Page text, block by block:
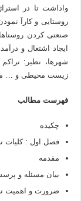
واداشت تا در
روستایی و کارآ
صنعتی کردن
ایجاد اشتغال و
شهرها، نظیر:
زیست محیطی و … می
فهرست مطالب
چکیده
فصل اول : کلیات
مقدمه
بيان مسئله و
ضرورت و اهميت